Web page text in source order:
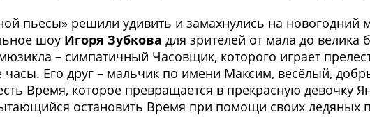
пьесы» решили удивить и замахнулись на новогодний
шоу Игоря Зубкова для зрителей от мала до велика
– симпатичный Часовщик, которого играет
Его друг – мальчик по имени Максим, весёлый,
Время, которое превращается в прекрасную девочку
остановить Время при помощи своих ледяных